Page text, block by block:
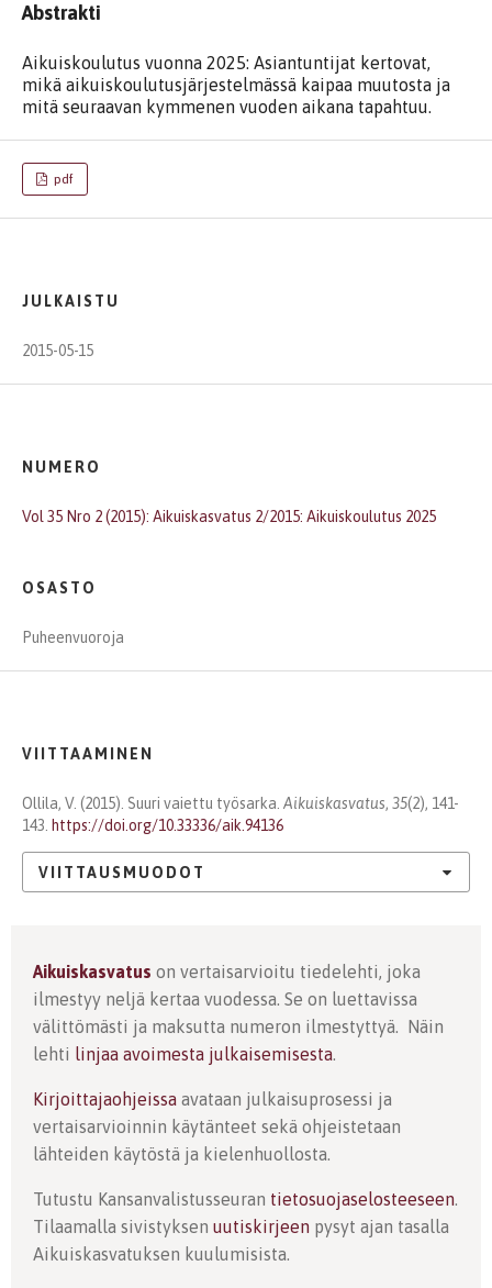
Abstrakti
Aikuiskoulutus vuonna 2025: Asiantuntijat kertovat,
mikä aikuiskoulutusjärjestelmässä kaipaa muutosta ja
mitä seuraavan kymmenen vuoden aikana tapahtuu.
pdf
JULKAISTU
2015-05-15
NUMERO
Vol 35 Nro 2 (2015): Aikuiskasvatus 2/2015: Aikuiskoulutus 2025
OSASTO
Puheenvuoroja
VIITTAAMINEN
Ollila, V. (2015). Suuri vaiettu työsarka. Aikuiskasvatus, 35(2), 141-
143. https://doi.org/10.33336/aik.94136
VIITTAUSMUODOT
Aikuiskasvatus on vertaisarvioitu tiedelehti, joka
ilmestyy neljä kertaa vuodessa. Se on luettavissa
välittömästi ja maksutta numeron ilmestyttyä. Näin
lehti linjaa avoimesta julkaisemisesta.
Kirjoittajaohjeissa avataan julkaisuprosessi ja
vertaisarvioinnin käytänteet sekä ohjeistetaan
lähteiden käytöstä ja kielenhuollosta.
Tutustu Kansanvalistusseuran tietosuojaselosteeseen.
Tilaamalla sivistyksen uutiskirjeen pysyt ajan tasalla
Aikuiskasvatuksen kuulumisista.